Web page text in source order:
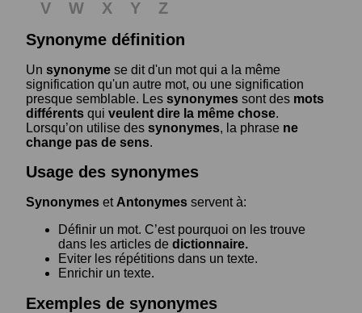
V W X Y
Z
Synonyme définition
Un synonyme se dit d'un mot qui a la même
signification qu'un autre mot, ou une signification
presque semblable. Les synonymes sont des mots
différents qui veulent dire la même chose.
Lorsqu’on utilise des synonymes, la phrase ne
change pas de sens.
Usage des synonymes
Synonymes et Antonymes servent à:
Définir un mot. C’est pourquoi on les trouve
dans les articles de dictionnaire.
Eviter les répétitions dans un texte.
Enrichir un texte.
Exemples de synonymes